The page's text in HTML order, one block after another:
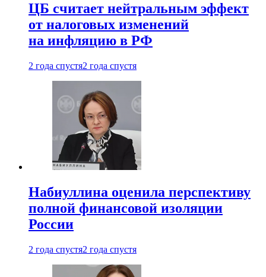
ЦБ считает нейтральным эффект
от налоговых изменений
на инфляцию в РФ
2 года спустя2 года спустя
Набиуллина оценила перспективу
полной финансовой изоляции
России
2 года спустя2 года спустя